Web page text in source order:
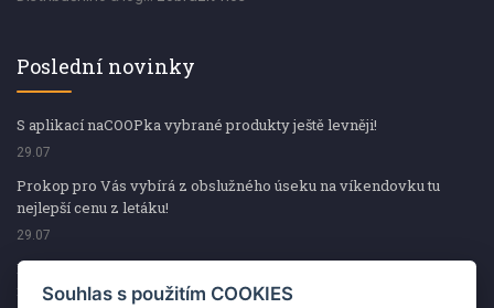
Poslední novinky
S aplikací naCOOPka vybrané produkty ještě levněji!
29.07
Prokop pro Vás vybírá z obslužného úseku na víkendovku tu
nejlepší cenu z letáku!
29.07
Prokop pro Vás vybírá z obslužného úseku na víkendovku tu
nejlepší cenu z letáku!
Souhlas s použitím COOKIES